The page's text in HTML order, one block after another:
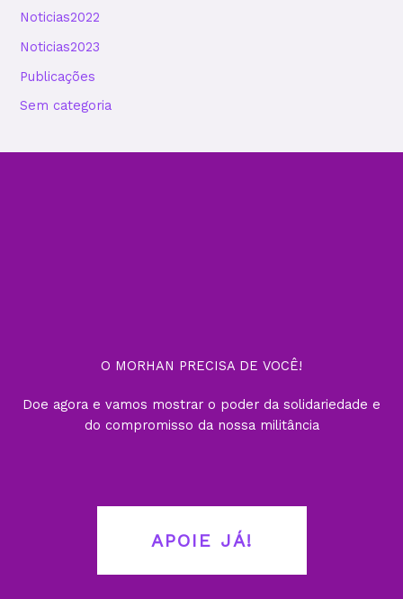
Noticias2022
Noticias2023
Publicações
Sem categoria
O MORHAN PRECISA DE VOCÊ!
Doe agora e vamos mostrar o poder da solidariedade e
do compromisso da nossa militância
APOIE JÁ!